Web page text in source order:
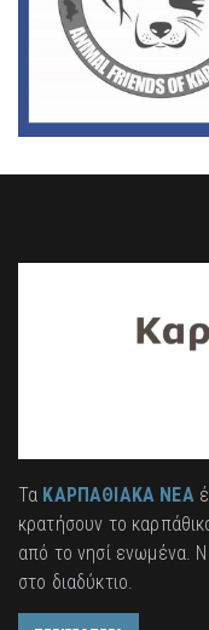
Τα ΚΑΡΠΑΘΙΑΚΑ ΝΕΑ
κρατήσουν το
από το νησί ενωμένα.
στο διαδύκτιο.